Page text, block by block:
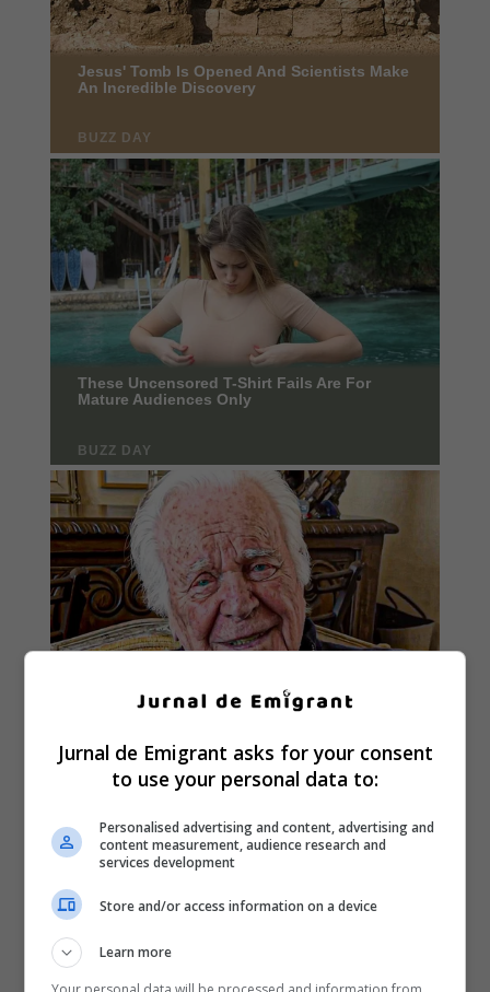
Jurnal de Emigrant asks for your consent
to use your personal data to:
Personalised advertising and content, advertising and
content measurement, audience research and
services development
Store and/or access information on a device
Learn more